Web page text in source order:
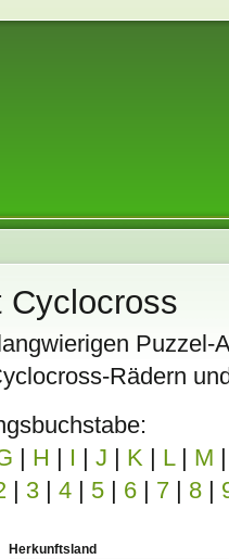
Cyclocross
Puzzel-
Rädern
| H | I | J | K | L | M |
| 3 | 4 | 5 | 6 | 7 | 8 |
Herkunftsland